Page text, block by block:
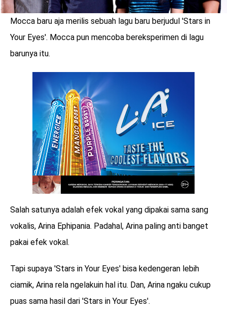
benefit
menarik
Mocca baru aja merilis sebuah lagu baru berjudul 'Stars in
Your Eyes'. Mocca pun mencoba bereksperimen di lagu
barunya itu.
Salah satunya adalah efek vokal yang dipakai sama sang
vokalis, Arina Ephipania. Padahal, Arina paling anti banget
pakai efek vokal.
Tapi supaya 'Stars in Your Eyes' bisa kedengeran lebih
ciamik, Arina rela ngelakuin hal itu. Dan, Arina ngaku cukup
puas sama hasil dari 'Stars in Your Eyes'.